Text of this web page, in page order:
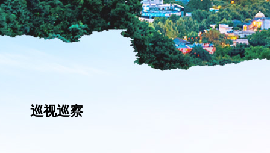
巡视巡察